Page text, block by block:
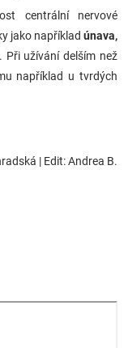
centrální nervové
jako například únava,
Při užívání delším než
například u tvrdých
| Edit: Andrea B.